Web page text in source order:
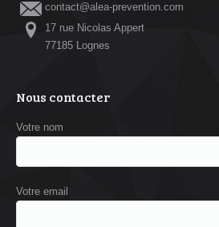
contact@alea-prevention.com
17 rue Nicolas Appert
77185 Lognes
Nous contacter
Votre nom
Votre email